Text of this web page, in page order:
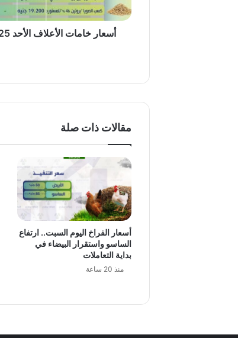
أسعار خامات الأعلاف الأحد 6/4/2025
مقالات ذات صلة
أسعار الفراخ اليوم السبت.. ارتفاع
الساسو واستقرار البيضاء في
بداية التعاملات
منذ 20 ساعة